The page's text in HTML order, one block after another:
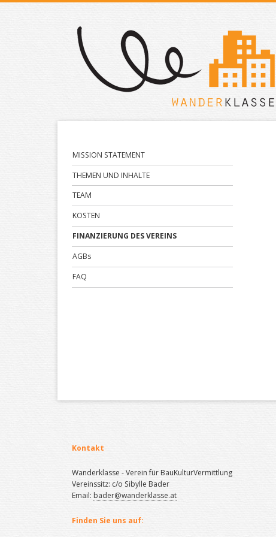
überspringen
MISSION STATEMENT
THEMEN UND INHALTE
TEAM
KOSTEN
FINANZIERUNG DES VEREINS
AGBs
FAQ
Kontakt
Wanderklasse - Verein für BauKulturVermittlung
Vereinssitz: c/o Sibylle Bader
Email: bader@wanderklasse.at
Finden Sie uns auf: